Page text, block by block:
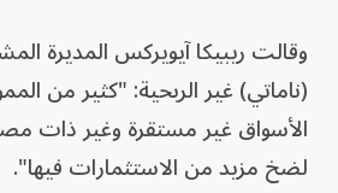
وقالت ريبيكا آيويركس المديرة
(ناماتي) غير الربحية: "كثير من
الأسواق غير مستقرة وغير ذات
لضخ مزيد من الاستثمارات فيها".